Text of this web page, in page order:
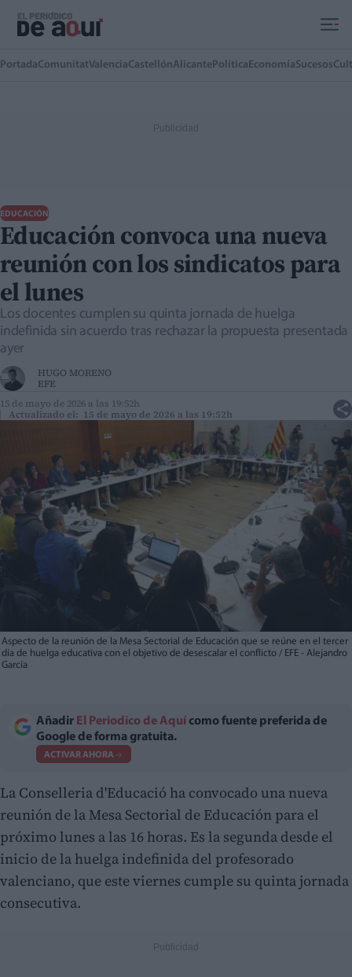
PortadaComunitatValenciaCastellónAlicante Política EconomíaSucesos
EDUCACIÓN
Educación convoca una nueva
reunión con los sindicatos para
el lunes
Los docentes cumplen su quinta jornada de huelga
indefinida sin acuerdo tras rechazar la propuesta presentada
ayer
HUGO MORENO
EFE
15 de mayo de 2026 a las 19:52h
Actualizado el: 15 de mayo de 2026 a las 19:52h
Aspecto de la reunión de la Mesa Sectorial de Educación que se reúne en el tercer
día de huelga educativa con el objetivo de desescalar el conflicto / EFE - Alejandro
García
Añadir El Periodico de Aquí como fuente preferida de
Google de forma gratuita.
ACTIVAR AHORA
La Conselleria d'Educació ha convocado una nueva
reunión de la Mesa Sectorial de Educación para el
próximo lunes a las 16 horas. Es la segunda desde el
inicio de la huelga indefinida del profesorado
valenciano, que este viernes cumple su quinta jornada
consecutiva.